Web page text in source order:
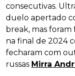
consecutivas.
duelo apertado
break, mas
na final de 2024
fecharam com
russas Mirra